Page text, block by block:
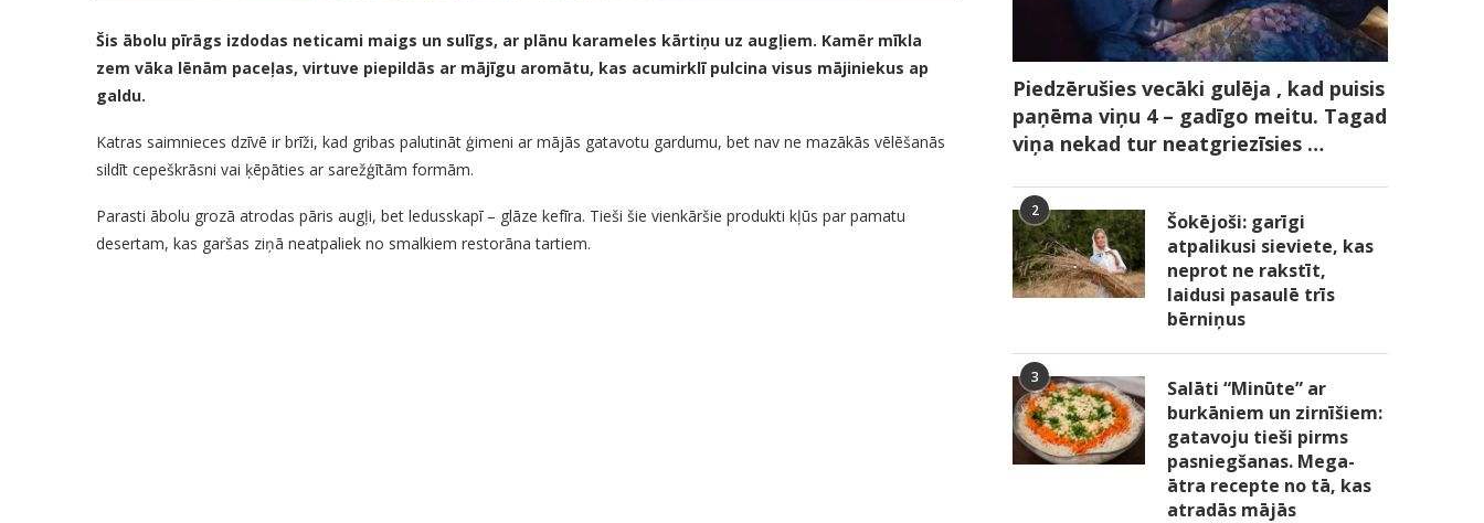
Šis ābolu pīrāgs izdodas neticami maigs un sulīgs, ar plānu karameles kārtiņu uz augļiem. Kamēr mīkla
zem vāka lēnām paceļas, virtuve piepildās ar mājīgu aromātu, kas acumirklī pulcina visus mājiniekus ap
galdu.
Katras saimnieces dzīvē ir brīži, kad gribas palutināt ģimeni ar mājās gatavotu gardumu, bet nav ne mazākās vēlēšanās
sildīt cepeškrāsni vai ķēpāties ar sarežģītām formām.
Parasti ābolu grozā atrodas pāris augļi, bet ledusskapī – glāze kefīra. Tieši šie vienkāršie produkti kļūs par pamatu
desertam, kas garšas ziņā neatpaliek no smalkiem restorāna tartiem.
Piedzērušies vecāki gulēja , kad puisis
paņēma viņu 4 – gadīgo meitu. Tagad
viņa nekad tur neatgriezīsies …
2
Šokējoši: garīgi
atpalikusi sieviete, kas
neprot ne rakstīt,
laidusi pasaulē trīs
bērniņus
3
Salāti “Minūte” ar
burkāniem un zirnīšiem:
gatavoju tieši pirms
pasniegšanas. Mega-
ātra recepte no tā, kas
atradās mājās